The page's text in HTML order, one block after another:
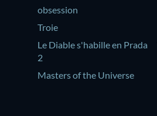
obsession
Troie
Le Diable s'habille en Prada
2
Masters of the Universe